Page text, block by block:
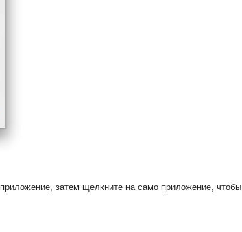
затем щелкните на само приложение, чтобы